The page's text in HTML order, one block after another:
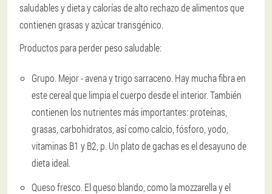
saludables y dieta y calorías de alto rechazo de alimentos que
contienen grasas y azúcar transgénico.
Productos para perder peso saludable:
Grupo. Mejor - avena y trigo sarraceno. Hay mucha fibra en
este cereal que limpia el cuerpo desde el interior. También
contienen los nutrientes más importantes: proteínas,
grasas, carbohidratos, así como calcio, fósforo, yodo,
vitaminas B1 y B2, p. Un plato de gachas es el desayuno de
dieta ideal.
Queso fresco. El queso blando, como la mozzarella y el